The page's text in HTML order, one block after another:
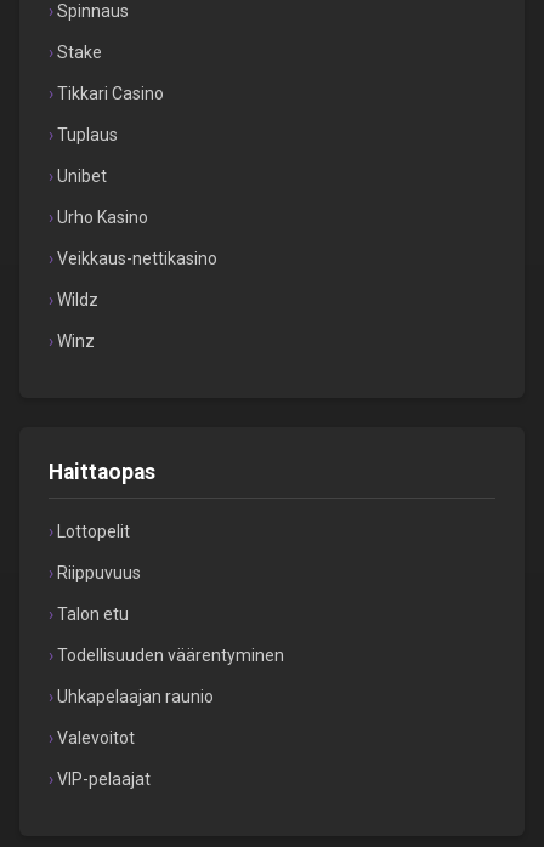
Spinnaus
Stake
Tikkari Casino
Tuplaus
Unibet
Urho Kasino
Veikkaus-nettikasino
Wildz
Winz
Haittaopas
Lottopelit
Riippuvuus
Talon etu
Todellisuuden väärentyminen
Uhkapelaajan raunio
Valevoitot
VIP-pelaajat